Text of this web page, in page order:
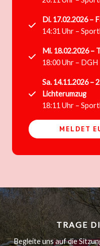
Di. 17.02.2026 –
14:31 Uhr –
Mi. 18.02.2026 –
18:00 Uhr – DGH
Sa. 14.11.2026 –
Lichterumzug
18:11 Uhr –
MELDET
TRAGE
Begleite uns auf die